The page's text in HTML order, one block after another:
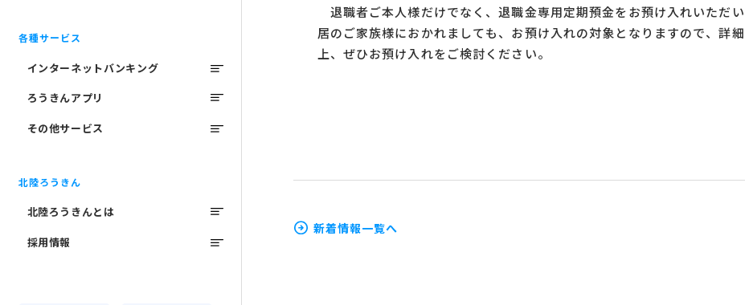
各種サービス
インターネットバンキング
ろうきんアプリ
その他サービス
北陸ろうきん
北陸ろうきんとは
採用情報
退職者ご本人様だけでなく、退職金専用定期預金をお預け入れいただ
居のご家族様におかれましても、お預け入れの対象となりますので、詳
上、ぜひお預け入れをご検討ください。
新着情報一覧へ